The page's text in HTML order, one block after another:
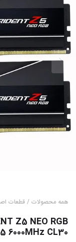
همه محصولات / قطعات
Z5 NEO RGB
6000MHz CL30